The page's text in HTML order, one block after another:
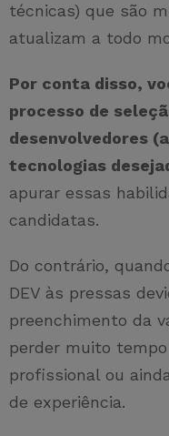
técnicas) que são
atualizam a todo
Por conta disso,
processo de
desenvolvedores
tecnologias
apurar essas
candidatas.
Do contrário,
DEV às pressas
preenchimento da
perder muito
profissional ou
de experiência.